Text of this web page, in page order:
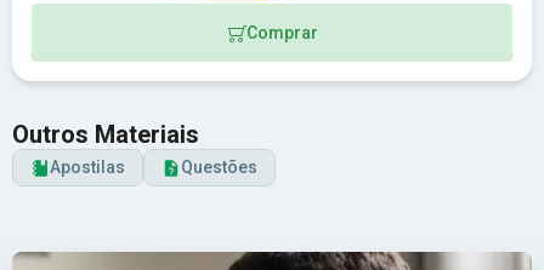
Comprar
Outros Materiais
Apostilas Questões